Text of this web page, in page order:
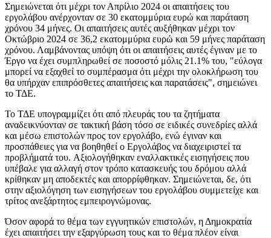
Σημειώνεται ότι μέχρι τον Απρίλιο 2024 οι απαιτήσεις του
εργολάβου ανέρχονταν σε 30 εκατομμύρια ευρώ και παράταση
χρόνου 34 μήνες. Οι απαιτήσεις αυτές αυξήθηκαν μέχρι τον
Οκτώβριο 2024 σε 36,2 εκατομμύρια ευρώ και 59 μήνες παράταση
χρόνου. Λαμβάνοντας υπόψη ότι οι απαιτήσεις αυτές έγιναν με το
Έργο να έχει συμπληρωθεί σε ποσοστό μόλις 21.1% του, "εύλογα
μπορεί να εξαχθεί το συμπέρασμα ότι μέχρι την ολοκλήρωση του
θα υπήρχαν επιπρόσθετες απαιτήσεις και παρατάσεις", σημειώνει
το ΤΔΕ.
Το ΤΔΕ υπογραμμίζει ότι από πλευράς του τα ζητήματα
αναδεικνύονταν σε τακτική βάση τόσο σε ειδικές συνεδρίες αλλά
και μέσω επιστολών προς τον εργολάβο, ενώ έγιναν και
προσπάθειες για να βοηθηθεί ο Εργολάβος να διαχειριστεί τα
προβλήματά του. Αξιολογήθηκαν εναλλακτικές εισηγήσεις που
υπέβαλε για αλλαγή στον τρόπο κατασκευής του δρόμου αλλά
κρίθηκαν μη αποδεκτές και απορρίφθηκαν. Σημειώνεται, δε, ότι
στην αξιολόγηση των εισηγήσεων του εργολάβου συμμετείχε και
τρίτος ανεξάρτητος εμπειρογνώμονας.
Όσον αφορά το θέμα των εγγυητικών επιστολών, η Δημοκρατία
έχει απαιτήσει την εξαργύρωση τους και το θέμα πλέον είναι